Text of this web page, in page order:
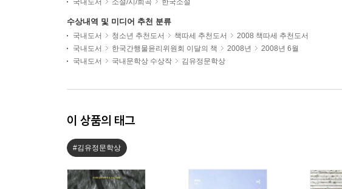
국내도서
소설/시/희곡 한국소설
수상내역 및 미디어 추천 분류
국내도서 청소년 추천도서 책따세 추천도서
2008 책따세 추천도서
국내도서
한국간행물윤리위원회 이달의 책 2008년
2008년 6월
국내도서
국내문학상 수상작 김유정문학상
이 상품의 태그
#김유정문학상